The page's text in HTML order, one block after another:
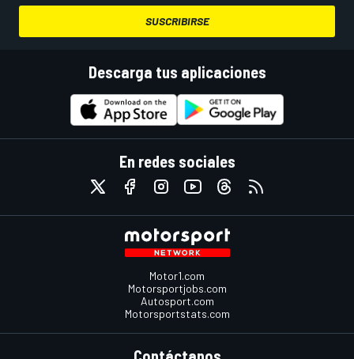
SUSCRIBIRSE
Descarga tus aplicaciones
En redes sociales
Motor1.com
Motorsportjobs.com
Autosport.com
Motorsportstats.com